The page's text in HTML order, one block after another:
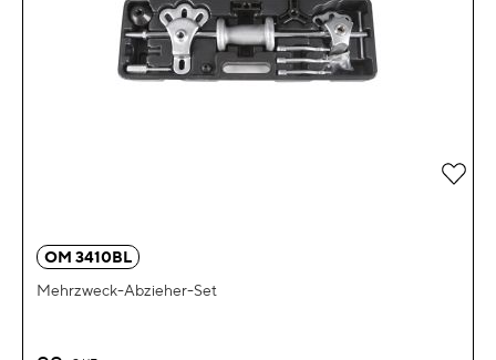
OM 3410BL
Mehrzweck-Abzieher-Set
Zur